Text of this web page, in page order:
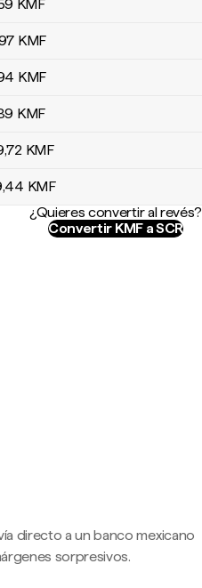
KMF
KMF
KMF
KMF
,72 KMF
,44 KMF
¿Quieres convertir al revés?
Convertir KMF a SCR
directo a un banco mexicano
sorpresivos.